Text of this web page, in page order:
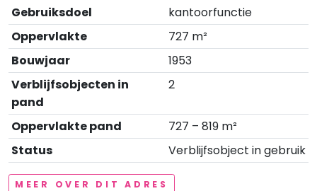
Gebruiksdoel
kantoorfunctie
Oppervlakte
727 m²
Bouwjaar
1953
Verblijfsobjecten in
pand
2
Oppervlakte pand
727 – 819 m²
Status
Verblijfsobject in gebruik
MEER OVER DIT ADRES